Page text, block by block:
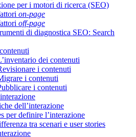
per i motori di ricerca (SEO)
on-page
off-page
di diagnostica SEO: Search
dei contenuti
i contenuti
i contenuti
i contenuti
dell’interazione
per definire l’interazione
tra scenari e user stories